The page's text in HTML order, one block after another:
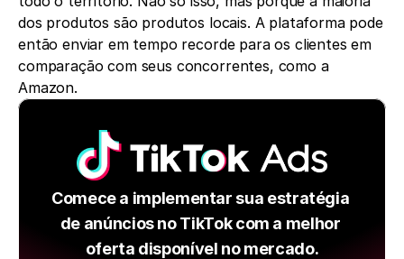
dos produtos são produtos locais. A plataforma pode
então enviar em tempo recorde para os clientes em
comparação com seus concorrentes, como a
Amazon.
Comece a implementar sua estratégia
de anúncios no TikTok com a melhor
oferta disponível no mercado.